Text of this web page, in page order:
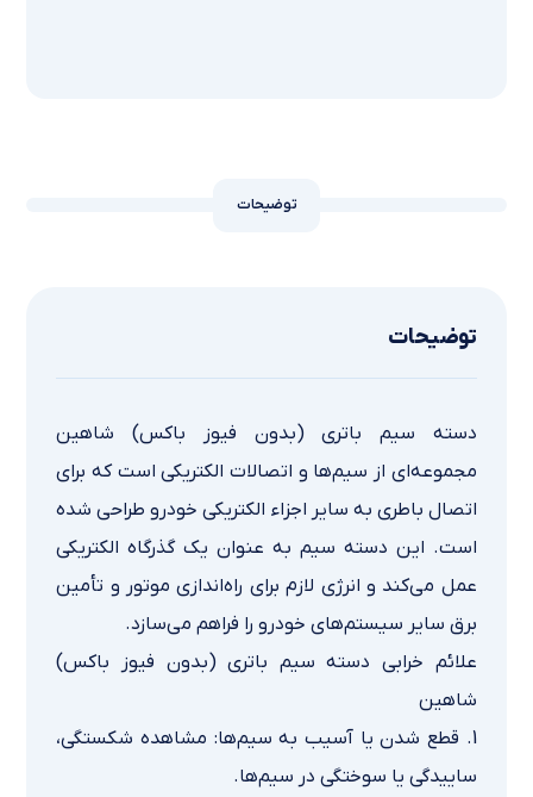
توضیحات
توضیحات
دسته سیم باتری (بدون فیوز باکس) شاهین
مجموعه‌ای از سیم‌ها و اتصالات الکتریکی است که برای
اتصال باطری به سایر اجزاء الکتریکی خودرو طراحی شده
است. این دسته سیم به عنوان یک گذرگاه الکتریکی
عمل می‌کند و انرژی لازم برای راه‌اندازی موتور و تأمین
برق سایر سیستم‌های خودرو را فراهم می‌سازد.
علائم خرابی دسته سيم باتري (بدون فيوز باكس)
شاهین
1. قطع شدن یا آسیب به سیم‌ها: مشاهده شکستگی،
ساییدگی یا سوختگی در سیم‌ها.